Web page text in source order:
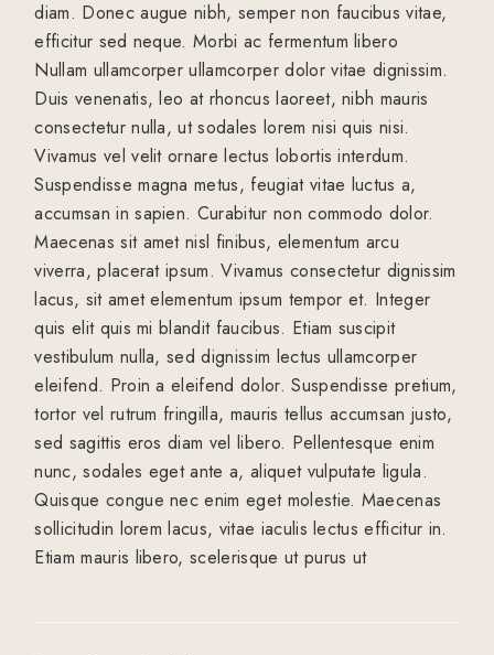
diam. Donec augue nibh, semper non faucibus vitae,
efficitur sed neque. Morbi ac fermentum libero
Nullam ullamcorper ullamcorper dolor vitae dignissim.
Duis venenatis, leo at rhoncus laoreet, nibh mauris
consectetur nulla, ut sodales lorem nisi quis nisi.
Vivamus vel velit ornare lectus lobortis interdum.
Suspendisse magna metus, feugiat vitae luctus a,
accumsan in sapien. Curabitur non commodo dolor.
Maecenas sit amet nisl finibus, elementum arcu
viverra, placerat ipsum. Vivamus consectetur dignissim
lacus, sit amet elementum ipsum tempor et. Integer
quis elit quis mi blandit faucibus. Etiam suscipit
vestibulum nulla, sed dignissim lectus ullamcorper
eleifend. Proin a eleifend dolor. Suspendisse pretium,
tortor vel rutrum fringilla, mauris tellus accumsan justo,
sed sagittis eros diam vel libero. Pellentesque enim
nunc, sodales eget ante a, aliquet vulputate ligula.
Quisque congue nec enim eget molestie. Maecenas
sollicitudin lorem lacus, vitae iaculis lectus efficitur in.
Etiam mauris libero, scelerisque ut purus ut